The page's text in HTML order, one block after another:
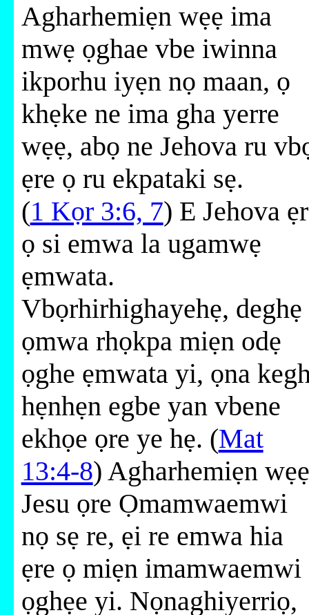
Agharhemiẹn wẹẹ ima
mwẹ ọghae vbe iwinna
ikporhu iyẹn nọ maan, ọ
khẹke ne ima gha yerre
wẹẹ, abọ ne Jehova ru
ẹre ọ ru ekpataki sẹ.
(1 Kọr 3:6, 7) E Jehova
ọ si emwa la ugamwẹ
ẹmwata.
Vbọrhirhighayehẹ, deghẹ
ọmwa rhọkpa miẹn odẹ
ọghe ẹmwata yi, ọna
hẹnhẹn egbe yan vbene
ekhọe ọre ye hẹ. (Mat
13:4-8) Agharhemiẹn wẹẹ
Jesu ọre Ọmamwaemwi
nọ sẹ re, ẹi re emwa hia
ẹre ọ miẹn imamwaemwi
ọghẹe yi. Nọnaghiyerriọ,